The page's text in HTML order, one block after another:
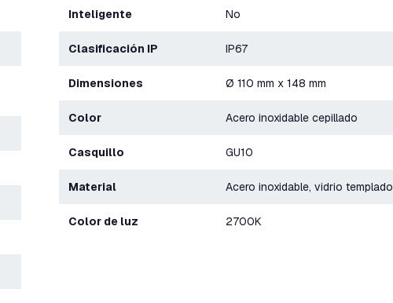
Inteligente No
Clasificación IP IP67
Dimensiones Ø 110 mm x 148 mm
Color Acero inoxidable cepillado
Casquillo GU10
Material Acero inoxidable, vidrio templado
Color de luz 2700K